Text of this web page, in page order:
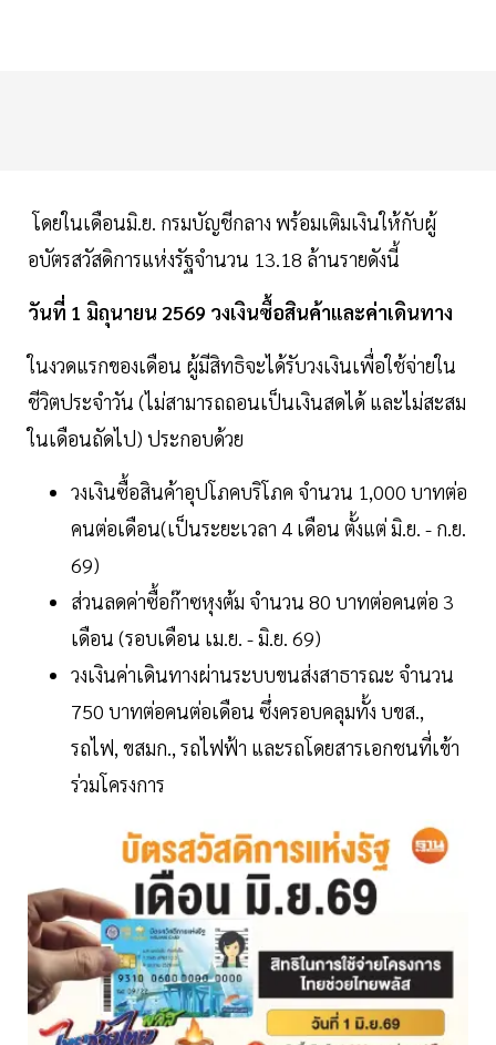
โดยในเดือนมิ.ย. กรมบัญชีกลาง พร้อมเติมเงินให้กับผู้
อบัตรสวัสดิการแห่งรัฐจำนวน 13.18 ล้านรายดังนี้
วันที่ 1 มิถุนายน 2569 วงเงินซื้อสินค้าและค่าเดินทาง
ในงวดแรกของเดือน ผู้มีสิทธิจะได้รับวงเงินเพื่อใช้จ่ายใน
ชีวิตประจำวัน (ไม่สามารถถอนเป็นเงินสดได้ และไม่สะสม
ในเดือนถัดไป) ประกอบด้วย
วงเงินซื้อสินค้าอุปโภคบริโภค จำนวน 1,000 บาทต่อ
คนต่อเดือน(เป็นระยะเวลา 4 เดือน ตั้งแต่ มิ.ย. - ก.ย.
69)
ส่วนลดค่าซื้อก๊าซหุงต้ม จำนวน 80 บาทต่อคนต่อ 3
เดือน (รอบเดือน เม.ย. - มิ.ย. 69)
วงเงินค่าเดินทางผ่านระบบขนส่งสาธารณะ จำนวน
750 บาทต่อคนต่อเดือน ซึ่งครอบคลุมทั้ง บขส.,
รถไฟ, ขสมก., รถไฟฟ้า และรถโดยสารเอกชนที่เข้า
ร่วมโครงการ